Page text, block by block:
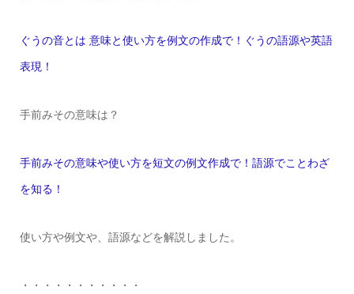
ぐうの音とは 意味と使い方を例文の作成で！ぐうの語源や英語
表現！
手前みその意味は？
手前みその意味や使い方を短文の例文作成で！語源でことわざ
を知る！
使い方や例文や、語源などを解説しました。
・・・・・・・・・・・